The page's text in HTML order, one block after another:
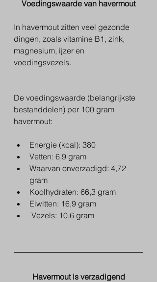
Voedingswaarde van havermout
In havermout zitten veel gezonde
dingen, zoals vitamine B1, zink,
magnesium, ijzer en
voedingsvezels.
De voedingswaarde (belangrijkste
bestanddelen) per 100 gram
havermout:
Energie (kcal): 380
Vetten: 6,9 gram
Waarvan onverzadigd: 4,72
gram
Koolhydraten: 66,3 gram
Eiwitten: 16,9 gram
Vezels: 10,6 gram
Havermout is verzadigend